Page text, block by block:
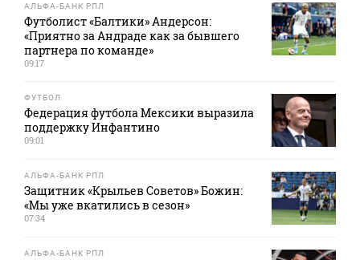
АЛЬФА-БАНК РПЛ
Футболист «Балтики» Андерсон:
«Приятно за Андраде как за бывшего
партнера по команде»
09:17
ФУТБОЛ
Федерация футбола Мексики выразила
поддержку Инфантино
09:01
АЛЬФА-БАНК РПЛ
Защитник «Крыльев Советов» Божин:
«Мы уже вкатились в сезон»
07:34
АЛЬФА-БАНК РПЛ